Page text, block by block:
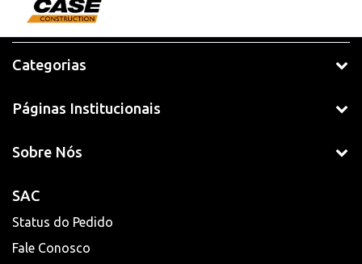
Categorias
Páginas Institucionais
Sobre Nós
SAC
Status do Pedido
Fale Conosco